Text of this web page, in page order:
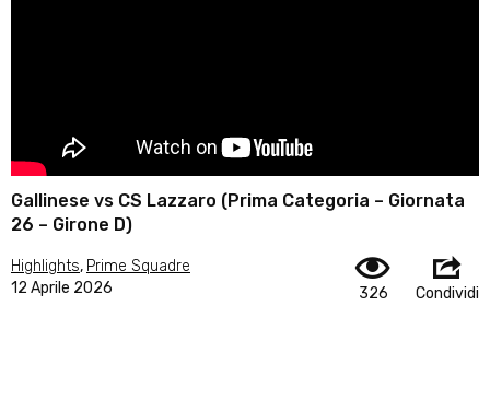
Gallinese vs CS Lazzaro (Prima Categoria – Giornata
26 – Girone D)
Highlights, Prime Squadre
12 Aprile 2026
326 Condividi